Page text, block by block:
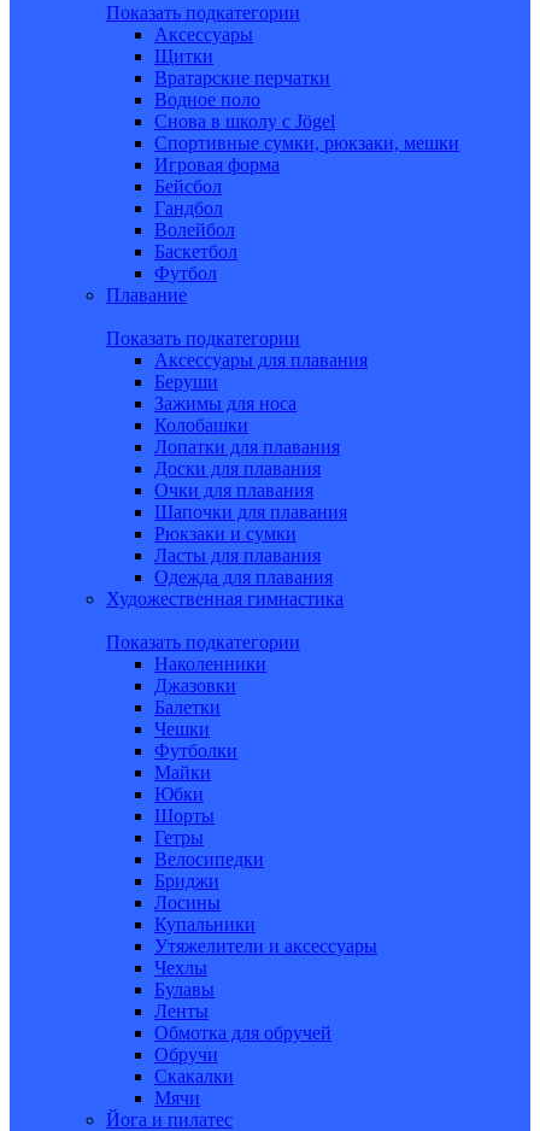
Показать подкатегории
Аксессуары
Щитки
Вратарские перчатки
Водное поло
Снова в школу c Jögel
Спортивные сумки, рюкзаки, мешки
Игровая форма
Бейсбол
Гандбол
Волейбол
Баскетбол
Футбол
Плавание
Показать подкатегории
Аксессуары для плавания
Беруши
Зажимы для носа
Колобашки
Лопатки для плавания
Доски для плавания
Очки для плавания
Шапочки для плавания
Рюкзаки и сумки
Ласты для плавания
Одежда для плавания
Художественная гимнастика
Показать подкатегории
Наколенники
Джазовки
Балетки
Чешки
Футболки
Майки
Юбки
Шорты
Гетры
Велосипедки
Бриджи
Лосины
Купальники
Утяжелители и аксессуары
Чехлы
Булавы
Ленты
Обмотка для обручей
Обручи
Скакалки
Мячи
Йога и пилатес